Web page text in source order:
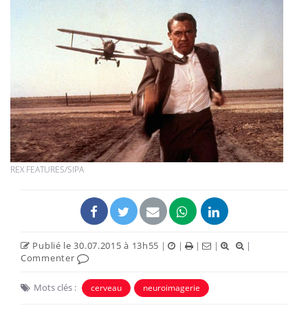
REX FEATURES/SIPA
Publié le 30.07.2015 à 13h55 | | | |
|
Commenter
Mots clés : cerveau neuroimagerie